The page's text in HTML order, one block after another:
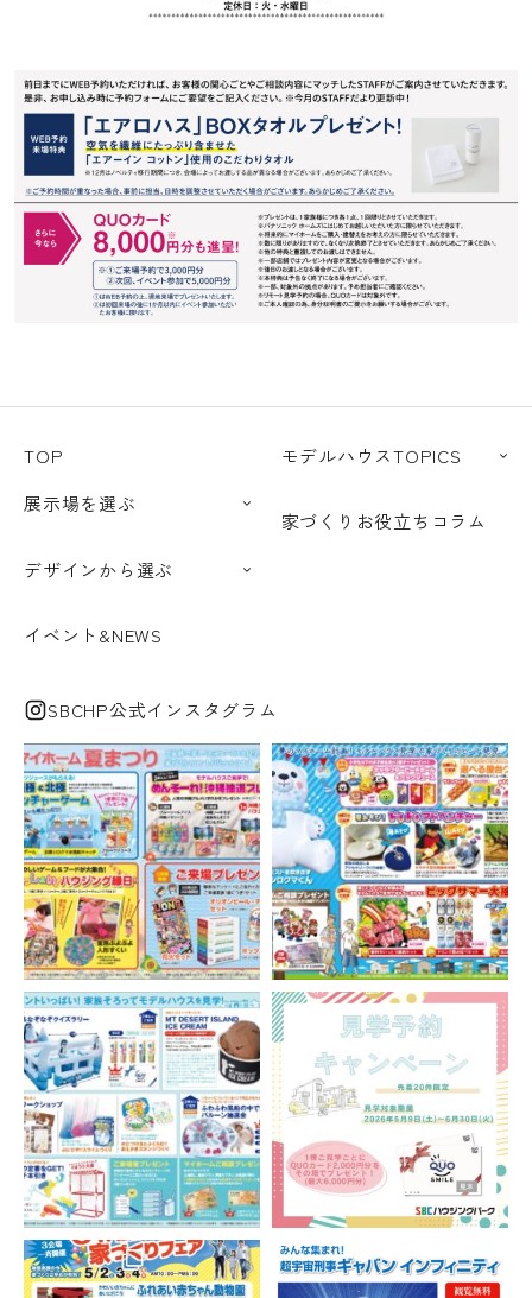
TOP
展示場を選ぶ
デザインから選ぶ
イベント&NEWS
モデルハウスTOPICS
家づくりお役立ちコラム
SBCHP公式インスタグラム